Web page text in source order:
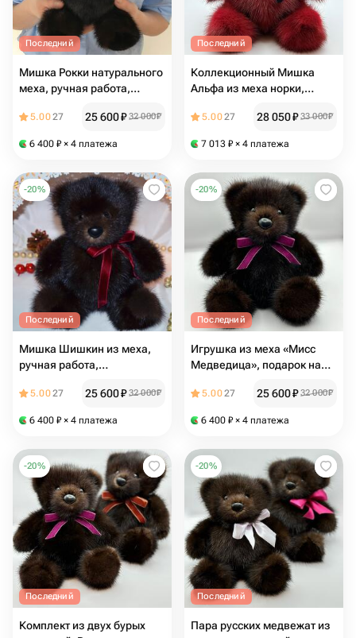
Последний
Мишка Рокки натурального
меха, ручная работа,
выпускной
5.0027 25 600₽ 32 000₽
6 400 ₽ × 4 платежа
Последний
Коллекционный Мишка
Альфа из меха норки,
игрушка, выпускной
5.0027 28 050₽ 33 000₽
7 013 ₽ × 4 платежа
-20%
Последний
Мишка Шишкин из меха,
ручная работа,
подарок, выпускной
5.0027 25 600₽ 32 000₽
6 400 ₽ × 4 платежа
-20%
Последний
Игрушка из меха «‎Мисс
Медведица»‎, подарок на
5.0027 25 600₽ 32 000₽
6 400 ₽ × 4 платежа
-20%
Последний
Комплект из двух бурых
-20%
Последний
Пара русских медвежат из